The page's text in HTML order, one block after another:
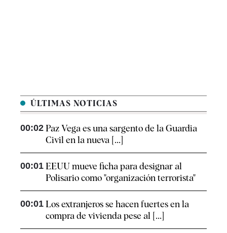
ÚLTIMAS NOTICIAS
00:02 Paz Vega es una sargento de la Guardia
Civil en la nueva [...]
00:01 EEUU mueve ficha para designar al
Polisario como "organización terrorista"
00:01 Los extranjeros se hacen fuertes en la
compra de vivienda pese al [...]